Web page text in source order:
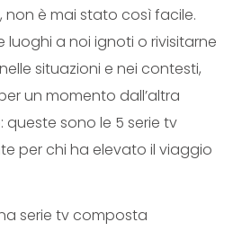
non è mai stato così facile.
luoghi a noi ignoti o rivisitarne
situazioni e nei contesti,
un momento dall’altra
sono le 5 serie tv
per chi ha elevato il viaggio
serie tv composta